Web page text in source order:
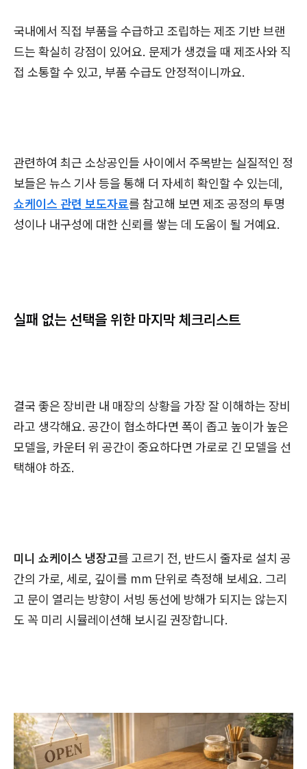
국내에서 직접 부품을 수급하고 조립하는 제조 기반 브랜
드는 확실히 강점이 있어요. 문제가 생겼을 때 제조사와 직
접 소통할 수 있고, 부품 수급도 안정적이니까요.
관련하여 최근 소상공인들 사이에서 주목받는 실질적인 정
보들은 뉴스 기사 등을 통해 더 자세히 확인할 수 있는데,
쇼케이스 관련 보도자료를 참고해 보면 제조 공정의 투명
성이나 내구성에 대한 신뢰를 쌓는 데 도움이 될 거예요.
실패 없는 선택을 위한 마지막 체크리스트
결국 좋은 장비란 내 매장의 상황을 가장 잘 이해하는 장비
라고 생각해요. 공간이 협소하다면 폭이 좁고 높이가 높은
모델을, 카운터 위 공간이 중요하다면 가로로 긴 모델을 선
택해야 하죠.
미니 쇼케이스 냉장고를 고르기 전, 반드시 줄자로 설치 공
간의 가로, 세로, 깊이를 mm 단위로 측정해 보세요. 그리
고 문이 열리는 방향이 서빙 동선에 방해가 되지는 않는지
도 꼭 미리 시뮬레이션해 보시길 권장합니다.